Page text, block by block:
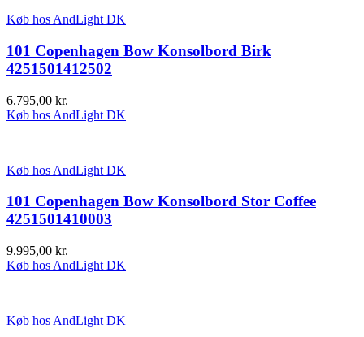
Køb hos AndLight DK
101 Copenhagen Bow Konsolbord Birk
4251501412502
6.795,00 kr.
Køb hos AndLight DK
Køb hos AndLight DK
101 Copenhagen Bow Konsolbord Stor Coffee
4251501410003
9.995,00 kr.
Køb hos AndLight DK
Køb hos AndLight DK